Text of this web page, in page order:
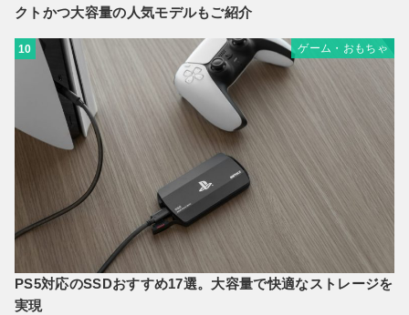
クトかつ大容量の人気モデルもご紹介
10 ゲーム・おもちゃ
PS5対応のSSDおすすめ17選。大容量で快適なストレージを
実現